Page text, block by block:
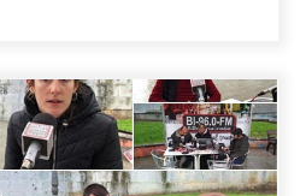
09
Plentziako Itsas Martxa ospatuko